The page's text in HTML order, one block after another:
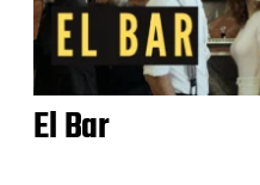
El Bar